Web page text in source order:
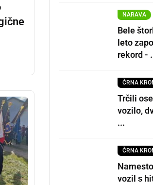
NARAVA
Bele
leto
rekord -
ČRNA
Trčili
vozilo,
...
ČRNA
vozil s